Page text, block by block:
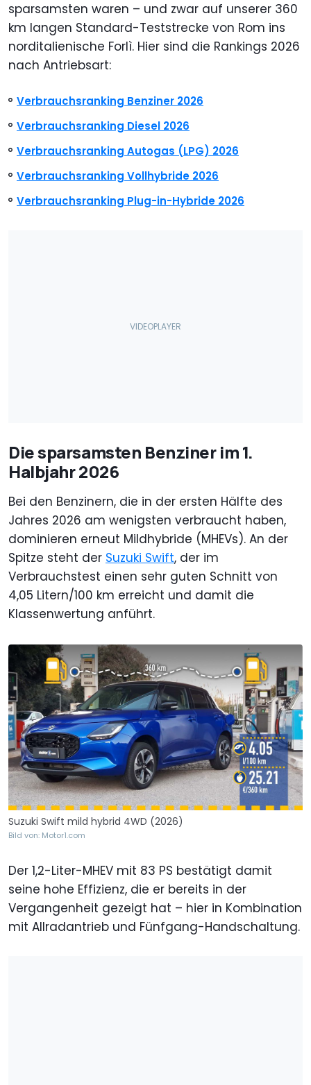
sparsamsten waren – und zwar auf unserer 360
km langen Standard-Teststrecke von Rom ins
norditalienische Forlì. Hier sind die Rankings 2026
nach Antriebsart:
Verbrauchsranking Benziner 2026
Verbrauchsranking Diesel 2026
Verbrauchsranking Autogas (LPG) 2026
Verbrauchsranking Vollhybride 2026
Verbrauchsranking Plug-in-Hybride 2026
Die sparsamsten Benziner im 1.
Halbjahr 2026
Bei den Benzinern, die in der ersten Hälfte des
Jahres 2026 am wenigsten verbraucht haben,
dominieren erneut Mildhybride (MHEVs). An der
Spitze steht der Suzuki Swift, der im
Verbrauchstest einen sehr guten Schnitt von
4,05 Litern/100 km erreicht und damit die
Klassenwertung anführt.
Suzuki Swift mild hybrid 4WD (2026)
Bild von: Motor1.com
Der 1,2-Liter-MHEV mit 83 PS bestätigt damit
seine hohe Effizienz, die er bereits in der
Vergangenheit gezeigt hat – hier in Kombination
mit Allradantrieb und Fünfgang-Handschaltung.